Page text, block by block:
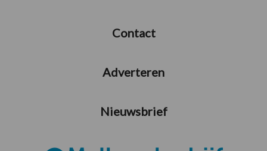
Contact
Adverteren
Nieuwsbrief